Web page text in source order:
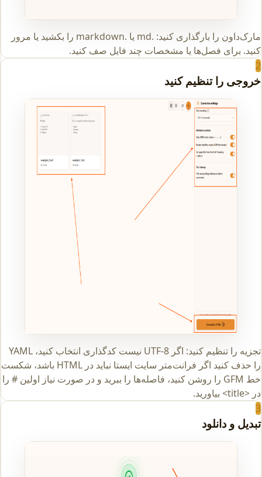
مارک‌داون را بارگذاری کنید: .md یا .markdown را بکشید یا مرور
کنید. برای فصل‌ها یا مشخصات چند فایل صف کنید.
2
خروجی را تنظیم کنید
تجزیه را تنظیم کنید: اگر UTF-8 نیست کدگذاری انتخاب کنید، YAML
را حذف کنید اگر فرانت‌متر سایت ایستا نباید در HTML باشد، شکست
خط GFM را روشن کنید، فاصله‌ها را ببرید و در صورت نیاز اولین # را
در <title> بیاورید.
3
تبدیل و دانلود